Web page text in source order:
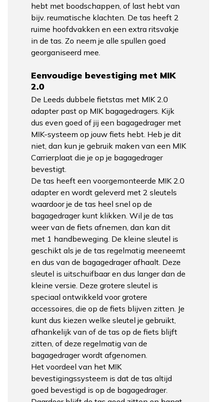
hebt met boodschappen, of last hebt van
bijv. reumatische klachten. De tas heeft 2
ruime hoofdvakken en een extra ritsvakje
in de tas. Zo neem je alle spullen goed
georganiseerd mee.
Eenvoudige bevestiging met MIK
2.0
De Leeds dubbele fietstas met MIK 2.0
adapter past op MIK bagagedragers. Kijk
dus even goed of jij een bagagedrager met
MIK-systeem op jouw fiets hebt. Heb je dit
niet, dan kun je gebruik maken van een MIK
Carrierplaat die je op je bagagedrager
bevestigt.
De tas heeft een voorgemonteerde MIK 2.0
adapter en wordt geleverd met 2 sleutels
waardoor je de tas heel snel op de
bagagedrager kunt klikken. Wil je de tas
weer van de fiets afnemen, dan kan dit
met 1 handbeweging. De kleine sleutel is
geschikt als je de tas regelmatig meeneemt
en dus van de bagagedrager afhaalt. Deze
sleutel is uitschuifbaar en dus langer dan de
kleine versie. Deze grotere sleutel is
speciaal ontwikkeld voor grotere
accessoires, die op de fiets blijven zitten. Je
kunt dus kiezen welke sleutel je gebruikt,
afhankelijk van of de tas op de fiets blijft
zitten, of deze regelmatig van de
bagagedrager wordt afgenomen.
Het voordeel van het MIK
bevestigingssysteem is dat de tas altijd
goed bevestigd is op de bagagedrager.